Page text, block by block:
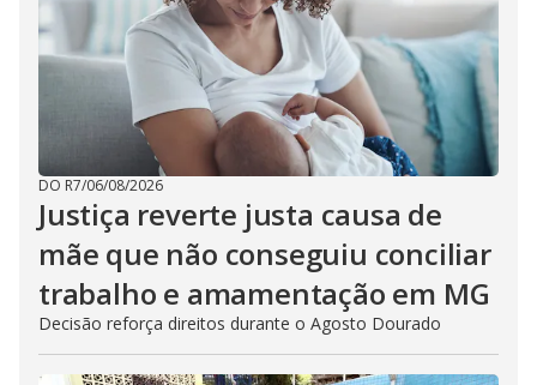
DO R7/06/08/2026
Justiça reverte justa causa de
mãe que não conseguiu conciliar
trabalho e amamentação em MG
Decisão reforça direitos durante o Agosto Dourado